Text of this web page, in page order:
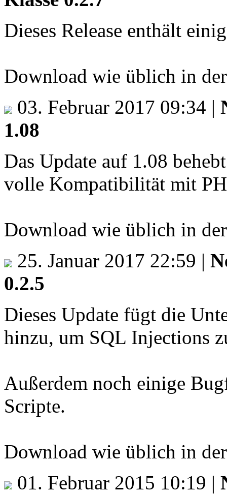
Dieses Release enthält
Download wie üblich in
03. Februar 2017 09:34 |
1.08
Das Update auf 1.08
volle Kompatibilität mit
Download wie üblich in
25. Januar 2017 22:59 |
0.2.5
Dieses Update fügt die
hinzu, um SQL Injections
Außerdem noch einige
Scripte.
Download wie üblich in
01. Februar 2015 10:19 |